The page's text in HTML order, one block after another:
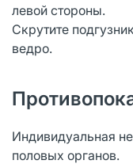
левой стороны.
Скрутите
ведро.
Индивидуальная
половых органов.